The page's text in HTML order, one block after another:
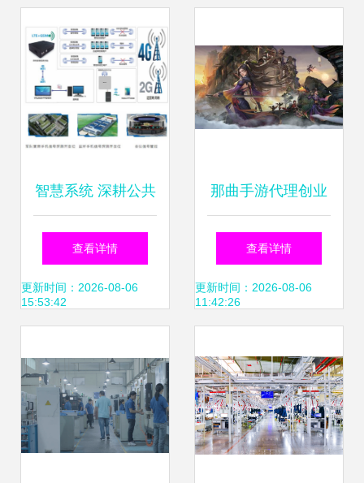
高度
智慧系统 深耕公共
安全与网络技术的
实践与思考
查看详情
更新时间：2026-08-06
15:53:42
那曲手游代理创业
小游戏加盟与网络
技术研发的路径分
查看详情
更新时间：2026-08-06
11:42:26